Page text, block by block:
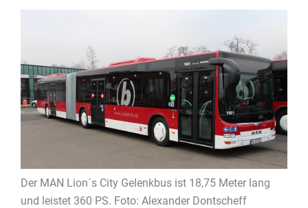
Der MAN Lion´s City Gelenkbus ist 18,75 Meter lang
und leistet 360 PS. Foto: Alexander Dontscheff